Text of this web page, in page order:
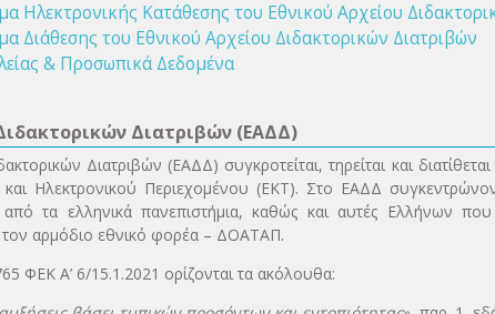
Ηλεκτρονικής Κατάθεσης του Εθνικού Αρχείου
Διάθεσης του Εθνικού Αρχείου Διδακτορικών Διατριβών
& Προσωπικά Δεδομένα
Διατριβών (ΕΑΔΔ)
Διατριβών (ΕΑΔΔ) συγκροτείται, τηρείται και
Ηλεκτρονικού Περιεχομένου (ΕΚΤ). Στο ΕΑΔΔ
από τα ελληνικά πανεπιστήμια, καθώς και αυτές Ελλήνων
αρμόδιο εθνικό φορέα – ΔΟΑΤΑΠ.
ΦΕΚ Α’ 6/15.1.2021 ορίζονται τα ακόλουθα: